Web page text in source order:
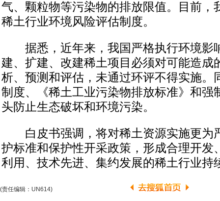
气、颗粒物等污染物的排放限值。目前，
稀土行业环境风险评估制度。
据悉，近年来，我国严格执行环境影
建、扩建、改建稀土项目必须对可能造成
析、预测和评估，未通过环评不得实施。
制度、《稀土工业污染物排放标准》和强
头防止生态破坏和环境污染。
白皮书强调，将对稀土资源实施更为
护标准和保护性开采政策，形成合理开发
利用、技术先进、集约发展的稀土行业持
(责任编辑：UN614)